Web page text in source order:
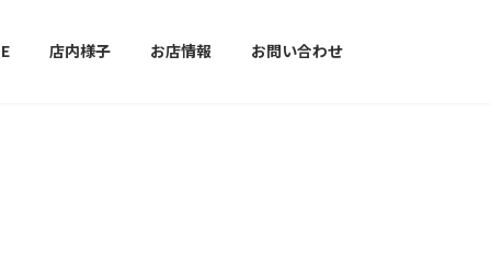
店内様子 お店情報 お問い合わせ